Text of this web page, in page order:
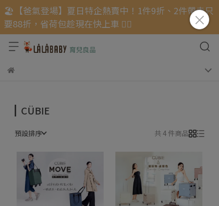
🏖️【爸氣登場】夏日特企熱賣中！1件9折、2件帶走只
要88折，省荷包趁現在快上車 🏃‍♂️
CÜBIE
預設排序 共 4 件商品